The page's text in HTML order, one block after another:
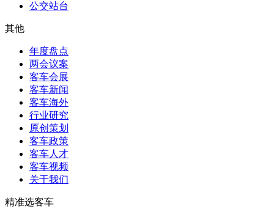
公交站台
其他
年度盘点
两会议案
客车会展
客车新闻
客车海外
行业研究
原创策划
客车政策
客车人才
客车视频
关于我们
精准选客车